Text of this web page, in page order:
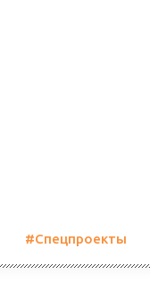
#Спецпроекты